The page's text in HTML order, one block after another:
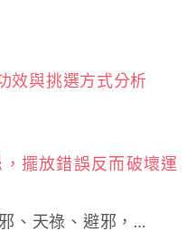
效與挑選方式分析
擺放錯誤反而破壞運
、天祿、避邪，…